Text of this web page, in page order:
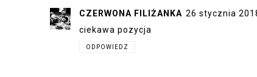
CZERWONA FILIŻANKA 26 stycznia
ciekawa pozycja
ODPOWIEDZ